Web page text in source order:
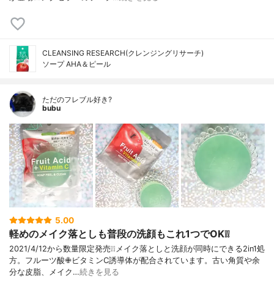
CLEANSING RESEARCH(クレンジングリサーチ)
ソープ AHA＆ピール
ただのフレブル好き?
bubu
5.00
軽めのメイク落としも普段の洗顔もこれ1つでOK❕❕
2021/4/12から数量限定発売❕❕メイク落としと洗顔が同時にできる2in1処
方。フルーツ酸✙ビタミンC誘導体が配合されています。古い角質や余
分な皮脂、メイク…続きを見る